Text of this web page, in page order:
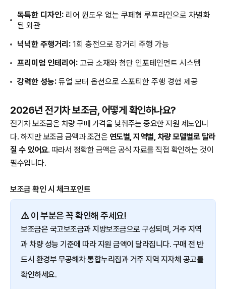
독특한 디자인: 리어 윈도우 없는 쿠페형 루프라인으로 차별화
된 외관
넉넉한 주행거리: 1회 충전으로 장거리 주행 가능
프리미엄 인테리어: 고급 소재와 첨단 인포테인먼트 시스템
강력한 성능: 듀얼 모터 옵션으로 스포티한 주행 경험 제공
2026년 전기차 보조금, 어떻게 확인하나요?
전기차 보조금은 차량 구매 가격을 낮춰주는 중요한 지원 제도입니
다. 하지만 보조금 금액과 조건은 연도별, 지역별, 차량 모델별로 달라
질 수 있어요. 따라서 정확한 금액은 공식 자료를 직접 확인하는 것이
필수입니다.
보조금 확인 시 체크포인트
⚠️ 이 부분은 꼭 확인해 주세요!
보조금은 국고보조금과 지방보조금으로 구성되며, 거주 지역
과 차량 성능 기준에 따라 지원 금액이 달라집니다. 구매 전 반
드시 환경부 무공해차 통합누리집과 거주 지역 지자체 공고를
확인하세요.